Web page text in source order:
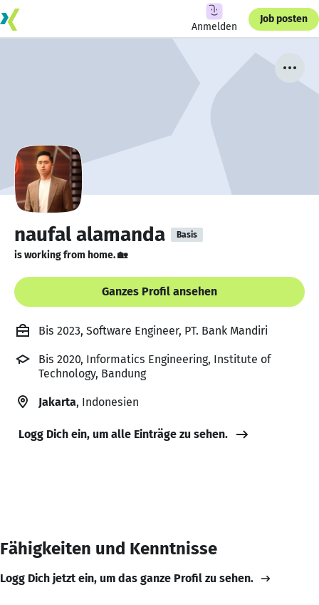
Anmelden
Job posten
naufal alamanda Basis
is working from home. 🏡
Ganzes Profil ansehen
Bis 2023, Software Engineer, PT. Bank Mandiri
Bis 2020, Informatics Engineering, Institute of
Technology, Bandung
Jakarta, Indonesien
Logg Dich ein, um alle Einträge zu sehen.
Fähigkeiten und Kenntnisse
Logg Dich jetzt ein, um das ganze Profil zu sehen.